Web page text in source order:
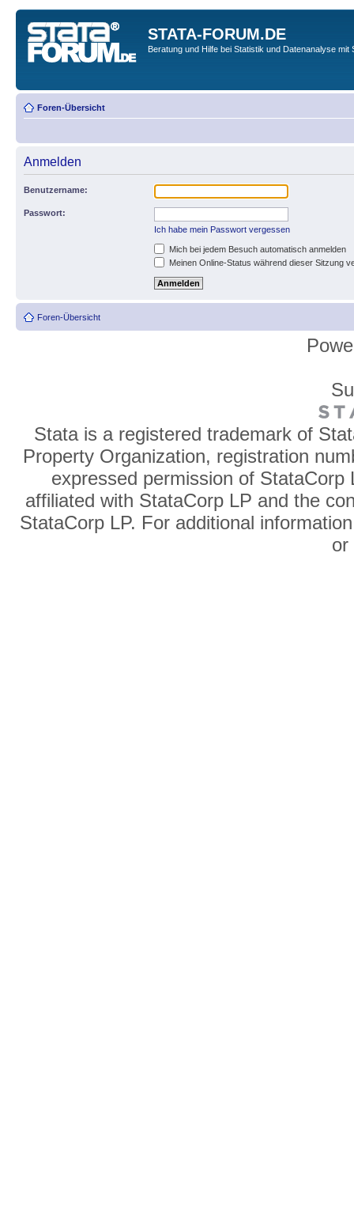
STATA-FORUM.DE
Beratung und Hilfe bei Statistik und Datenanalyse mit
Foren-Übersicht
Anmelden
Benutzername:
Passwort:
Ich habe mein Passwort vergessen
Mich bei jedem Besuch automatisch anmelden
Meinen Online-Status während dieser Sitzung
Foren-Übersicht
Stata is a registered trademark of
Property Organization, registration
expressed permission of
affiliated with StataCorp LP and the
StataCorp LP. For additional
or